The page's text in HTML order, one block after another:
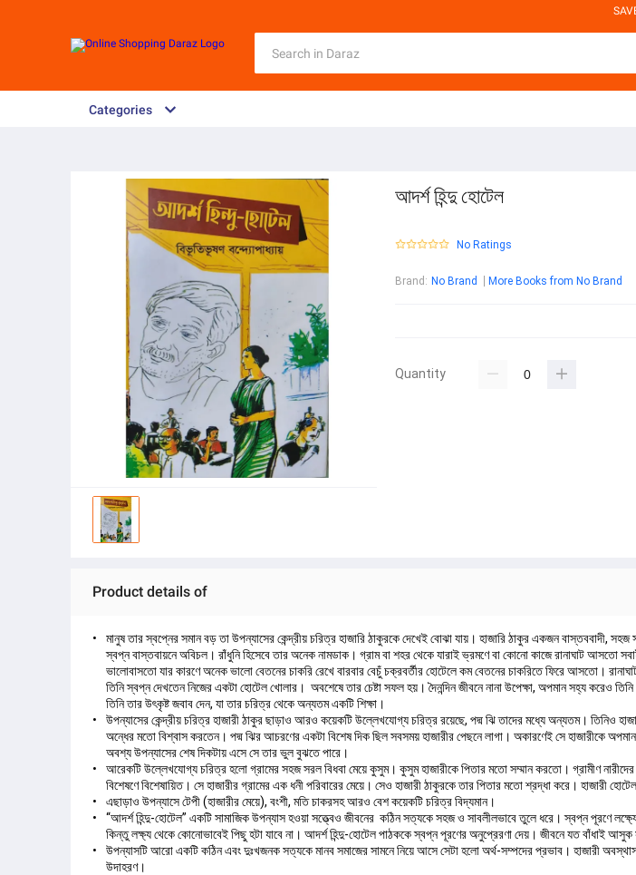
Categories
আদর্শ হিন্দু হোটেল
No Ratings
Brand : No Brand More Books from No Brand
Quantity
Product details of
মানুষ তার স্বপ্নের সমান বড় তা উপন্যাসের কেন্দ্রীয় চরিত্র হাজারি ঠাকুরকে দেখেই বোঝা যায়। হাজারি ঠাকুর একজন বাস্তববাদী,
স্বপ্ন বাস্তবায়নে অবিচল। রাঁধুনি হিসেবে তার অনেক নামডাক। গ্রাম বা শহর থেকে যারাই ভ্রমণে বা কোনো কাজে রানাঘাট আসতো
ভালোবাসতো যার কারণে অনেক ভালো বেতনের চাকরি রেখে বারবার বেচুঁ চক্রবর্তীর হোটেলে কম বেতনের চাকরিতে ফিরে আসতো।
তিনি স্বপ্ন দেখতেন নিজের একটা হোটেল খোলার। অবশেষে তার চেষ্টা সফল হয়। দৈনন্দিন জীবনে নানা উপেক্ষা, অপমান সহ্য করেও
তিনি তার উৎকৃষ্ট জবাব দেন, যা তার চরিত্র থেকে অন্যতম একটি শিক্ষা।
উপন্যাসের কেন্দ্রীয় চরিত্র হাজারী ঠাকুর ছাড়াও আরও কয়েকটি উল্লেখযোগ্য চরিত্র রয়েছে, পদ্ম ঝি তাদের মধ্যে অন্যতম। তিনিও
অন্ধের মতো বিশ্বাস করতেন। পদ্ম ঝির আচরণের একটা বিশেষ দিক ছিল সবসময় হাজারীর পেছনে লাগা। অকারণেই সে হাজারীকে
অবশ্য উপন্যাসের শেষ দিকটায় এসে সে তার ভুল বুঝতে পারে।
আরেকটি উল্লেখযোগ্য চরিত্র হলো গ্রামের সহজ সরল বিধবা মেয়ে কুসুম। কুসুম হাজারীকে পিতার মতো সম্মান করতো। গ্রামীণ
বিশেষণে বিশেষায়িত। সে হাজারীর গ্রামের এক ধনী পরিবারের মেয়ে। সেও হাজারী ঠাকুরকে তার পিতার মতো শ্রদ্ধা করে। হাজারী
এছাড়াও উপন্যাসে টেপী (হাজারীর মেয়ে), বংশী, মতি চাকরসহ আরও বেশ কয়েকটি চরিত্র বিদ্যমান।
“আদর্শ হিন্দু-হোটেল” একটি সামাজিক উপন্যাস হওয়া সত্ত্বেও জীবনের কঠিন সত্যকে সহজ ও সাবলীলভাবে তুলে ধরে। স্বপ্ন পূরণে
কিন্তু লক্ষ্য থেকে কোনোভাবেই পিছু হটা যাবে না। আদর্শ হিন্দু-হোটেল পাঠককে স্বপ্ন পূরণের অনুপ্রেরণা দেয়। জীবনে যত বাঁধাই
উপন্যাসটি আরো একটি কঠিন এবং দুঃখজনক সত্যকে মানব সমাজের সামনে নিয়ে আসে সেটা হলো অর্থ-সম্পদের প্রভাব। হাজারী
উদাহরণ।